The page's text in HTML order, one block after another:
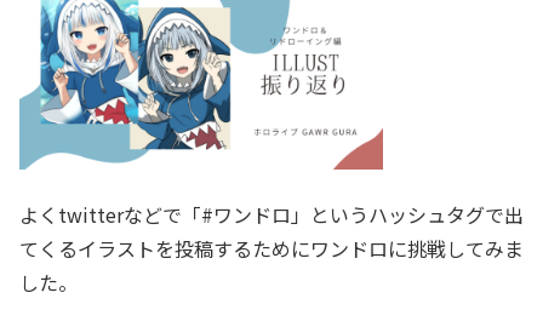
よくtwitterなどで「#ワンドロ」というハッシュタグで出
てくるイラストを投稿するためにワンドロに挑戦してみま
した。